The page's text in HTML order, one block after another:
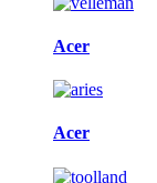
Acer
Acer